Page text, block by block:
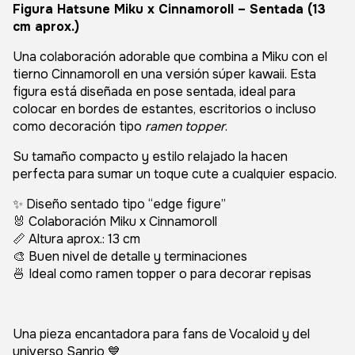
Figura Hatsune Miku x Cinnamoroll – Sentada (13
cm aprox.)
Una colaboración adorable que combina a Miku con el
tierno Cinnamoroll en una versión súper kawaii. Esta
figura está diseñada en pose sentada, ideal para
colocar en bordes de estantes, escritorios o incluso
como decoración tipo ramen topper.
Su tamaño compacto y estilo relajado la hacen
perfecta para sumar un toque cute a cualquier espacio.
✨ Diseño sentado tipo “edge figure”
🐰 Colaboración Miku x Cinnamoroll
📏 Altura aprox.: 13 cm
🎨 Buen nivel de detalle y terminaciones
🍜 Ideal como ramen topper o para decorar repisas
Una pieza encantadora para fans de Vocaloid y del
universo Sanrio 💙